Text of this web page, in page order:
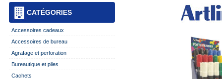
CATÉGORIES
Accessoires cadeaux
Accessoires de bureau
Agrafage et perforation
Bureautique et piles
Cachets